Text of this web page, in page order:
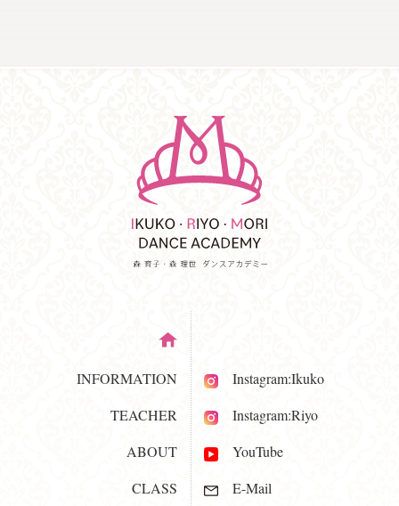
INFORMATION
TEACHER
ABOUT
CLASS
Instagram:Ikuko
Instagram:Riyo
YouTube
E-Mail